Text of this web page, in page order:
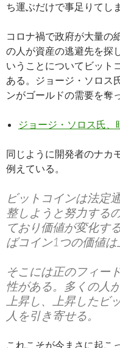
ち運ぶだけで事足りてし
コロナ禍で政府が大量の
の人が資産の逃避先を探
いうことについてビット
ある。ジョージ・ソロス
ンがゴールドの需要を奪
ジョージ・ソロス氏
同じように開発者のナカ
例えている。
ビットコインは法定
整しようと努力する
ており価値が変化す
ばコイン1つの価値は
そこには正のフィー
性がある。多くの人
上昇し、上昇したビ
人を引き寄せる。
これこそが今まさに起こ